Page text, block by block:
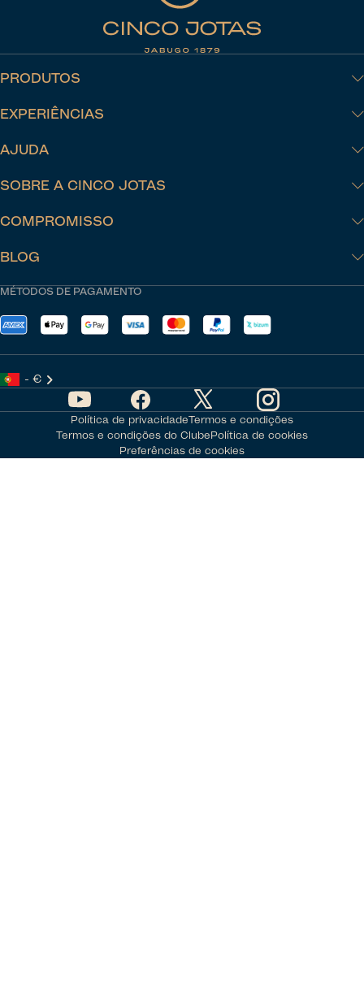
MÉTODOS DE PAGAMENTO
- €
PRODUTOS
EXPERIÊNCIAS
AJUDA
SOBRE A CINCO JOTAS
COMPROMISSO
BLOG
Política de privacidadeTermos e condições
Termos e condições do ClubePolítica de cookies
Preferências de cookies